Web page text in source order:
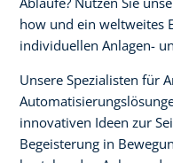
how und ein weltweites
individuellen Anlagen-
Unsere Spezialisten für
innovativen Ideen zur
Begeisterung in